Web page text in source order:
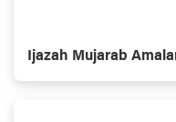
Ijazah Mujarab